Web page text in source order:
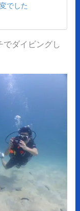
でした
でダイビングし